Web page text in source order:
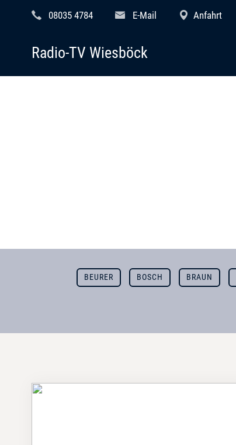
08035 4784 E-Mail Anfahrt
Radio-TV Wiesböck
BEURER BOSCH BRAUN